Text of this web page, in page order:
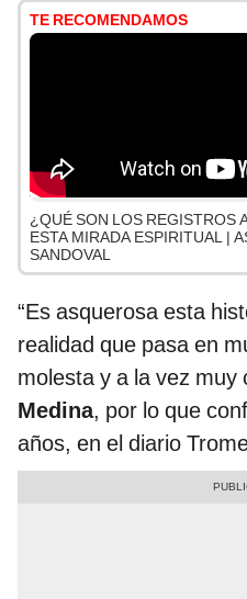
TE RECOMENDAMOS
¿QUÉ SON LOS REGISTROS
ESTA MIRADA ESPIRITUAL |
SANDOVAL
“Es asquerosa esta
realidad que pasa en
molesta y a la vez muy
Medina, por lo que
años, en el diario